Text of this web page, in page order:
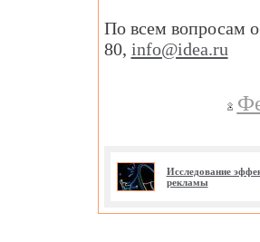
По всем вопросам
80, info@idea.ru
Исследование
рекламы